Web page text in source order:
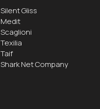
Silent Gliss
Medit
Scaglioni
Texilia
Taif
Shark Net Company